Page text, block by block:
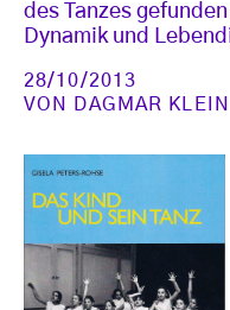
des Tanzes
Dynamik und
28/10/2013
VON
DAGMAR KLEIN